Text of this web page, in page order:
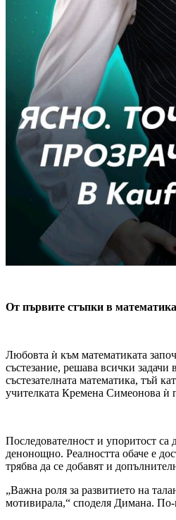
От първите стъпки в
Любовта ѝ към математиката
състезание, решава всички
състезателната математика, тъй
учителката Кремена Симеонова ѝ
Последователност и упоритост са
денонощно. Реалността обаче е
трябва да се добавят и
„Важна роля за развитието на
мотивирала,“ споделя Димана.